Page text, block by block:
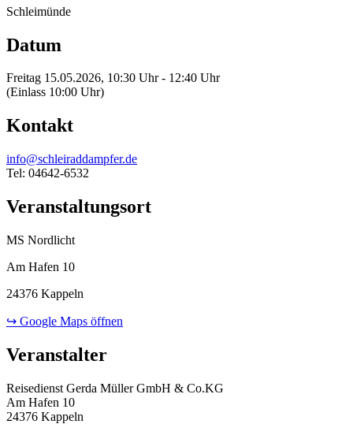
Schleimünde
Datum
Freitag 15.05.2026, 10:30 Uhr - 12:40 Uhr
(Einlass 10:00 Uhr)
Kontakt
info@schleiraddampfer.de
Tel: 04642-6532
Veranstaltungsort
MS Nordlicht
Am Hafen 10
24376 Kappeln
↪ Google Maps öffnen
Veranstalter
Reisedienst Gerda Müller GmbH & Co.KG
Am Hafen 10
24376 Kappeln